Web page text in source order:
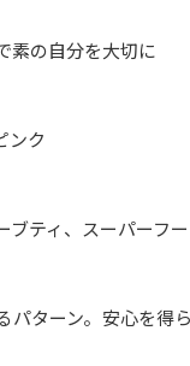
素の自分を大切に
ンク
ブティ、スーパーフ
パターン。安心を得